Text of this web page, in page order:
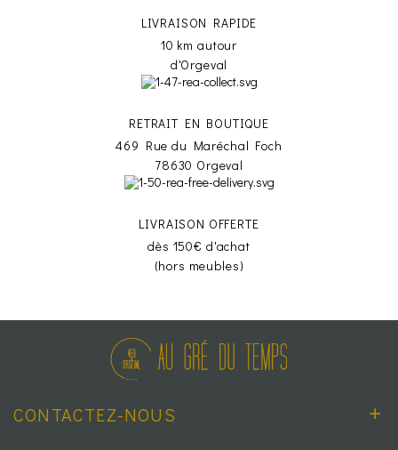
LIVRAISON RAPIDE
10 km autour
d'Orgeval
RETRAIT EN BOUTIQUE
469 Rue du Maréchal Foch
78630 Orgeval
LIVRAISON OFFERTE
dès 150€ d'achat
(hors meubles)
CONTACTEZ-NOUS